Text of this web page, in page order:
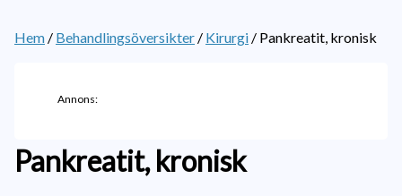
Hem / Behandlingsöversikter / Kirurgi / Pankreatit, kronisk
Annons:
Pankreatit, kronisk